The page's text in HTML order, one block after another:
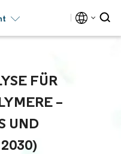
FÜR R
– W
P